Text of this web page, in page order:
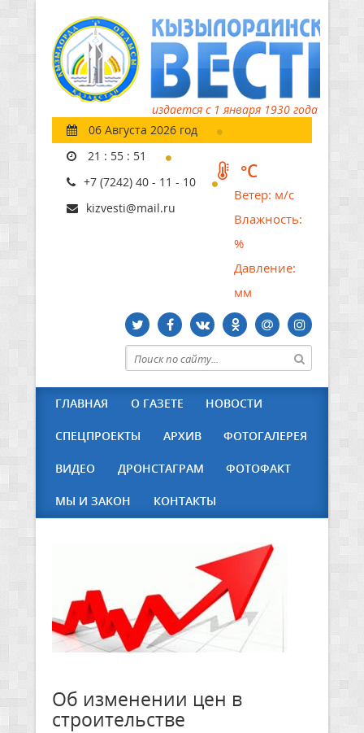
издается с 1 января 1930 года
06 Августа 2026 год
21 : 55 : 52
+7 (7242) 40 - 11 - 10
kizvesti@mail.ru
°C
Ветер: м/с
Влажность:
%
Давление:
мм
ГЛАВНАЯ О ГАЗЕТЕ НОВОСТИ
СПЕЦПРОЕКТЫ АРХИВ ФОТОГАЛЕРЕЯ
ВИДЕО ДРОНСТАГРАМ ФОТОФАКТ
МЫ И ЗАКОН КОНТАКТЫ
Об изменении цен в
строительстве